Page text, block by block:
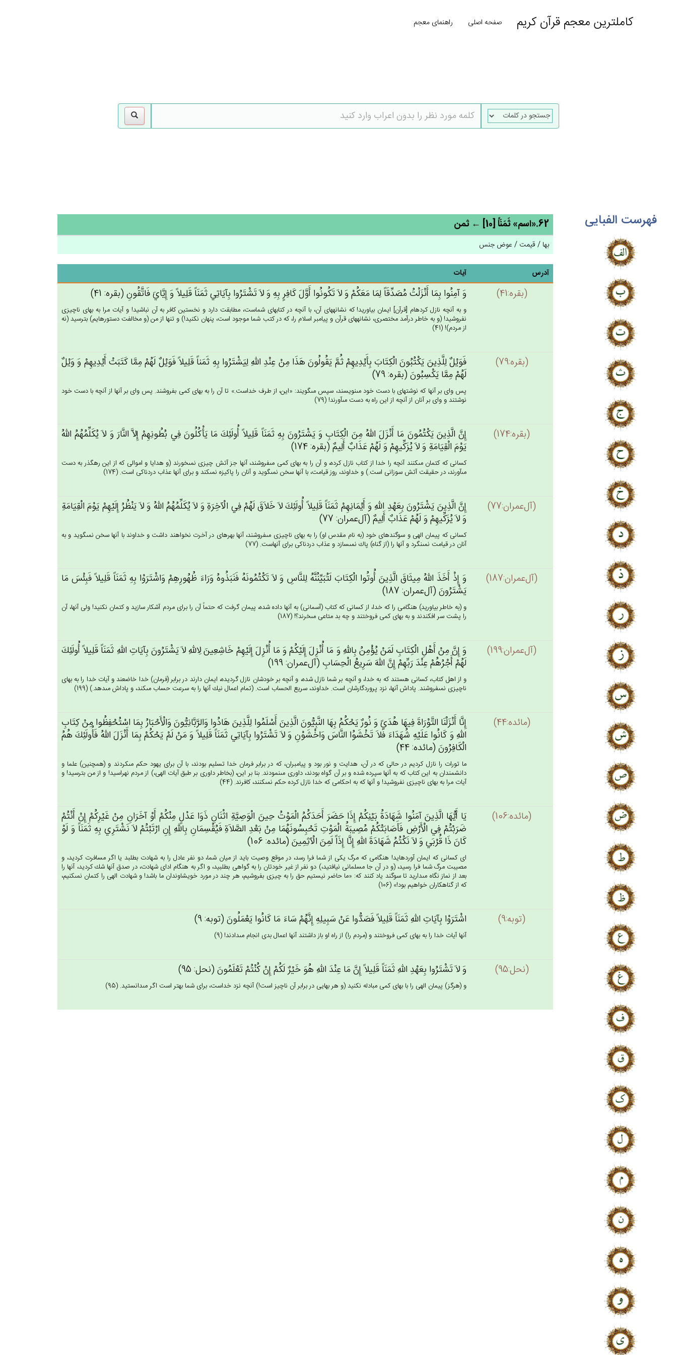
کاملترین معجم قرآن کریم صفحه اصلی راهنمای معجم
فهرست الفبایی 62.«اسم» ثَمَنَاً [10] ← ثمن
بها / قیمت / عوض جنس
آدرس آیات
(بقره:41) وَ آمِنُوا بِمَا أَنْزَلْت‌ُ مُصَدِّقَاً لِمَا مَعَكُم‌ْ وَ لاَ تَكُونُوا أَوَّل‌َ كَافِرٍ بِه‌ِ وَ لاَ تَشْتَرُوا بِآيَاتِي‌ ثَمَنَاً قَلِيلاً وَ إِيَّاي‌َ فَاتَّقُون‌ِ (بقره: 41)
و به آنچه نازل كرده‏ام [قرآن‏] ايمان بياوريد! كه نشانه‏هاى آن، با آنچه در كتابهاى شماست، مطابقت دارد و نخستين كافر به آن نباشيد! و آيات مرا به بهاى ناچيزى
نفروشيد! (و به خاطر درآمد مختصرى، نشانه‏هاى قرآن و پيامبر اسلام را، كه در كتب شما موجود است، پنهان نكنيد!) و تنها از من (و مخالفت دستورهايم) بترسيد (نه
از مردم)! (41)
(بقره:79)
فَوَيْل‌ٌ لِلَّذِين‌َ يَكْتُبُون‌َ الْكِتَاب‌َ بِأَيْدِيهِم‌ْ ثُم‌َّ يَقُولُون‌َ هَذَا مِن‌ْ عِنْدِ الله‌ِ لِيَشْتَرُوا بِه‌ِ ثَمَناً قَلِيلاً فَوَيْل‌ٌ لَهُم‌ْ مِمَّا كَتَبَت‌ْ أَيْدِيهِم‌ْ وَ وَيْل‌ٌ
لَهُم‌ْ مِمَّا يَكْسِبُون‌َ (بقره: 79)
پس واى بر آنها كه نوشته‏اى با دست خود مى‏نويسند، سپس مى‏گويند: «اين، از طرف خداست.» تا آن را به بهاى كمى بفروشند. پس واى بر آنها از آنچه با دست خود
نوشتند و واى بر آنان از آنچه از اين راه به دست مى‏آورند! (79)
(بقره:174)
إِن‌َّ الَّذِين‌َ يَكْتُمُون‌َ مَا أَنْزَل‌َ الله‌ُ مِن‌َ الْكِتَاب‌ِ وَ يَشْتَرُون‌َ بِه‌ِ ثَمَنَاً قَلِيلاً أُولَئِك‌َ مَا يَأْكُلُون‌َ فِي‌ بُطُونِهِم‌ْ إِلاَّ النَّارَ وَ لاَ يُكَلِّمُهُم‌ُ الله‌ُ
يَوْم‌َ الْقِيَامَة‌ِ وَ لاَ يُزَكِّيهِم‌ْ وَ لَهُم‌ْ عَذَاب‌ٌ أَلِيم‌ٌ (بقره: 174)
كسانى كه كتمان مى‏كنند آنچه را خدا از كتاب نازل كرده، و آن را به بهاى كمى مى‏فروشند، آنها جز آتش چيزى نمى‏خورند (و هدايا و اموالى كه از اين رهگذر به دست
مى‏آورند، در حقيقت آتش سوزانى است.) و خداوند، روز قيامت، با آنها سخن نمى‏گويد و آنان را پاكيزه نمى‏كند و براى آنها عذاب دردناكى است. (174)
(آل‌عمران:77)
إِن‌َّ الَّذِين‌َ يَشْتَرُون‌َ بِعَهْدِ الله‌ِ وَ أَيْمَانِهِم‌ْ ثَمَنَاً قَلِيلاً أُولَئِك‌َ لاَ خَلاَق‌َ لَهُم‌ْ فِي‌ الْآخِرَة‌ِ وَ لاَ يُكَلِّمُهُم‌ُ الله‌ُ وَ لاَ يَنْظُرُ إِلَيْهِم‌ْ يَوْم‌َ الْقِيَامَة‌ِ
وَ لاَ يُزَكِّيهِم‌ْ وَ لَهُم‌ْ عَذَاب‌ٌ أَلِيم‌ٌ (آل‌عمران: 77)
كسانى كه پيمان الهى و سوگندهاى خود (به نام مقدس او) را به بهاى ناچيزى مى‏فروشند، آنها بهره‏اى در آخرت نخواهند داشت و خداوند با آنها سخن نمى‏گويد و به
آنان در قيامت نمى‏نگرد و آنها را (از گناه) پاك نمى‏سازد و عذاب دردناكى براى آنهاست. (77)
(آل‌عمران:187)
وَ إِذْ أَخَذَ الله‌ُ مِيثَاق‌َ الَّذِين‌َ أُوتُوا الْكِتَاب‌َ لَتُبَيِّنُنَّه‌ُ لِلنَّاس‌ِ وَ لاَ تَكْتُمُونَه‌ُ فَنَبَذُوه‌ُ وَرَاءَ ظُهُورِهِم‌ْ وَاشْتَرَوْا بِه‌ِ ثَمَنَاً قَلِيلاً فَبِئْس‌َ مَا
يَشْتَرُون‌َ (آل‌عمران: 187)
و (به خاطر بياوريد) هنگامى را كه خدا، از كسانى كه كتاب (آسمانى) به آنها داده شده، پيمان گرفت كه حتماً آن را براى مردم آشكار سازيد و كتمان نكنيد! ولى آنها، آن
را پشت سر افكندند و به بهاى كمى فروختند و چه بد متاعى مى‏خرند؟! (187)
(آل‌عمران:199)
وَ إِن‌َّ مِن‌ْ أَهْل‌ِ الْكِتَاب‌ِ لَمَنْ‌ يُؤْمِن‌ُ بِالله‌ِ وَ مَا أُنْزِل‌َ إِلَيْكُم‌ْ وَ مَا أُنْزِل‌َ إِلَيْهِم‌ْ خَاشِعِين‌َ لِالله‌ِ لاَ يَشْتَرُون‌َ بِآيَات‌ِ الله‌ِ ثَمَنَاً قَلِيلاً أُولَئِك‌َ
لَهُم‌ْ أَجْرُهُم‌ْ عِنْدَ رَبِّهِم‌ْ إِن‌َّ الله‌َ سَرِيع‌ُ الْحِسَاب‌ِ (آل‌عمران: 199)
و از اهل كتاب، كسانى هستند كه به خدا، و آنچه بر شما نازل شده، و آنچه بر خودشان نازل گرديده، ايمان دارند در برابر (فرمان) خدا خاضعند و آيات خدا را به بهاى
ناچيزى نمى‏فروشند. پاداش آنها، نزد پروردگارشان است. خداوند، سريع الحساب است. (تمام اعمال نيك آنها را به سرعت حساب مى‏كند، و پاداش مى‏دهد.) (199)
(مائده:44)
إِنَّا أَنْزَلْنَا التَّوْرَاة‌َ فِيهَا هُدَي‌ً وَ نُورٌ يَحْكُم‌ُ بِهَا النَّبِيُّون‌َ الَّذِين‌َ أَسْلَمُوا لِلَّذِين‌َ هَادُوا وَالرَّبَّانِيُّون‌َ وَالْأَحْبَارُ بِمَا اسْتُحْفِظُوا مِنْ‌ كِتَاب‌ِ
الله‌ِ وَ كَانُوا عَلَيْه‌ِ شُهَدَاءَ فَلاَ تَخْشَوُا النَّاس‌َ وَاخْشَوْن‌ِ وَ لاَ تَشْتَرُوا بِآيَاتِي‌ ثَمَنَاً قَلِيلاً وَ مَنْ‌ لَم‌ْ يَحْكُمْ‌ بِمَا أَنْزَل‌َ الله‌ُ فَأُولَئِك‌َ هُم‌ُ
الْكَافِرُون‌َ (مائده: 44)
ما تورات را نازل كرديم در حالى كه در آن، هدايت و نور بود و پيامبران، كه در برابر فرمان خدا تسليم بودند، با آن براى يهود حكم مى‏كردند و (همچنين) علما و
دانشمندان به اين كتاب كه به آنها سپرده شده و بر آن گواه بودند، داورى مى‏نمودند. بنا بر اين، (بخاطر داورى بر طبق آيات الهى،) از مردم نهراسيد! و از من بترسيد! و
آيات مرا به بهاى ناچيزى نفروشيد! و آنها كه به احكامى كه خدا نازل كرده حكم نمى‏كنند، كافرند. (44)
(مائده:106)
يَا أَيُّهَا الَّذِين‌َ آمَنُوا شَهَادَة‌ُ بَيْنِكُم‌ْ إِذَا حَضَرَ أَحَدَكُم‌ُ الْمَوْت‌ُ حِين‌َ الْوَصِيَّة‌ِ اثْنَان‌ِ ذَوَا عَدْل‌ٍ مِنْكُم‌ْ أَوْ آخَرَان‌ِ مِن‌ْ غَيْرِكُم‌ْ إِن‌ْ أَنْتُم‌ْ
ضَرَبْتُم‌ْ فِي‌ الْأَرْض‌ِ فَأَصَابَتْكُم‌ْ مُصِيبَة‌ُ الْمَوْت‌ِ تَحْبِسُونَهُمَا مِنْ‌ بَعْدِ الصَّلاَة‌ِ فَيُقْسِمَان‌ِ بِالله‌ِ إِنِ‌ ارْتَبْتُم‌ْ لاَ نَشْتَرِي‌ بِه‌ِ ثَمَنَاً وَ لَوْ
كَان‌َ ذَا قُرْبَي‌ وَ لاَ نَكْتُم‌ُ شَهَادَة‌َ الله‌ِ إِنَّا إِذَاً لَمِن‌َ الْآثِمِين‌َ (مائده: 106)
اى كسانى كه ايمان آورده‏ايد! هنگامى كه مرگ يكى از شما فرا رسد، در موقع وصيت بايد از ميان شما، دو نفر عادل را به شهادت بطلبد يا اگر مسافرت كرديد، و
مصيبت مرگ شما فرا رسيد، (و در آن جا مسلمانى نيافتيد،) دو نفر از غير خودتان را به گواهى بطلبيد، و اگر به هنگام اداى شهادت، در صدق آنها شك كرديد، آنها را
بعد از نماز نگاه مى‏داريد تا سوگند ياد كنند كه: «ما حاضر نيستيم حق را به چيزى بفروشيم، هر چند در مورد خويشاوندان ما باشد! و شهادت الهى را كتمان نمى‏كنيم،
كه از گناهكاران خواهيم بود!» (106)
(توبه:9) اشْتَرَوْا بِآيَات‌ِ الله‌ِ ثَمَنَاً قَلِيلاً فَصَدُّوا عَنْ‌ سَبِيلِه‌ِ إِنَّهُم‌ْ سَاءَ مَا كَانُوا يَعْمَلُون‌َ (توبه: 9)
آنها آيات خدا را به بهاى كمى فروختند و (مردم را) از راه او باز داشتند آنها اعمال بدى انجام مى‏دادند! (9)
(نحل:95) وَ لاَ تَشْتَرُوا بِعَهْدِ الله‌ِ ثَمَنَاً قَلِيلاً إِنَّ مَا عِنْدَ الله‌ِ هُوَ خَيْرٌ لَكُم‌ْ إِنْ‌ كُنْتُم‌ْ تَعْلَمُون‌َ (نحل: 95)
و (هرگز) پيمان الهى را با بهاى كمى مبادله نكنيد (و هر بهايى در برابر آن ناچيز است!) آنچه نزد خداست، براى شما بهتر است اگر مى‏دانستيد. (95)